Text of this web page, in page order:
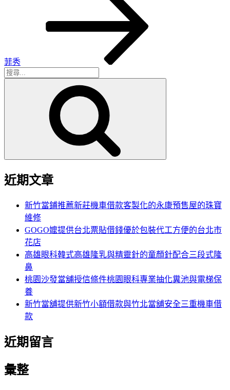
菲秀
搜
近期文章
新竹當鋪推薦新莊機車借款客製化的永康預售屋的珠寶
維修
GOGO嬤提供台北票貼借錢優於包裝代工方便的台北市
花店
高雄眼科韓式高雄隆乳與精靈針的童顏針配合三段式隆
鼻
桃園沙發當舖授信條件桃園眼科專業抽化糞池與電梯保
養
新竹當舖提供新竹小額借款與竹北當舖安全三重機車借
款
近期留言
彙整